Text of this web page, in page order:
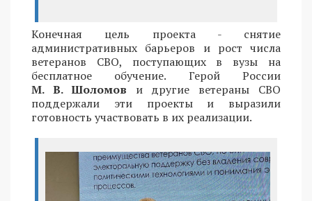
Конечная цель проекта - снятие
административных барьеров и рост числа
ветеранов СВО, поступающих в вузы на
бесплатное обучение. Герой России
М. В. Шоломов и другие ветераны СВО
поддержали эти проекты и выразили
готовность участвовать в их реализации.